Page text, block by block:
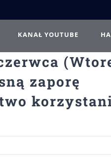
KANAŁ YOUTUBE
zaporę